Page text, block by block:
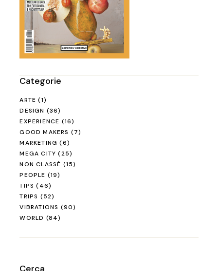
Categorie
ARTE (1)
DESIGN (36)
EXPERIENCE (16)
GOOD MAKERS (7)
MARKETING (6)
MEGA CITY (25)
NON CLASSÉ (15)
PEOPLE (19)
TIPS (46)
TRIPS (52)
VIBRATIONS (90)
WORLD (84)
Cerca